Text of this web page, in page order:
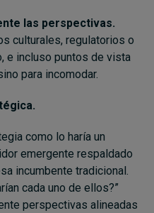
las perspectivas.
culturales, regulatorios o
e incluso puntos de vista
para incomodar.
como lo haría un
emergente respaldado
incumbente tradicional.
cada uno de ellos?”
perspectivas alineadas